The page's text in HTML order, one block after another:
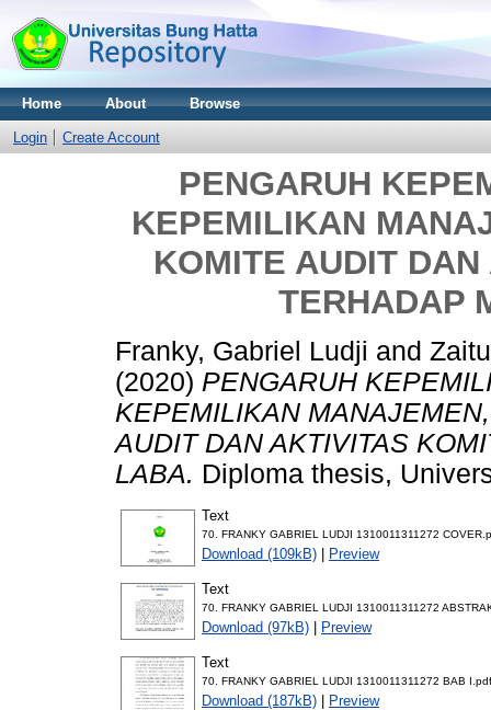
Home About Browse
Login Create Account
PENGARUH
KEPEMILIKAN
KOMITE AUDIT
TERHADAP
Franky, Gabriel Ludji and
(2020) PENGARUH
KEPEMILIKAN
AUDIT DAN AKTIVITAS
LABA. Diploma thesis,
Text
70. FRANKY GABRIEL LUDJI 1310011311272
Download (109kB) | Preview
Text
70. FRANKY GABRIEL LUDJI 1310011311272
Download (97kB) | Preview
Text
70. FRANKY GABRIEL LUDJI 1310011311272 BAB I.pdf
Download (187kB) | Preview